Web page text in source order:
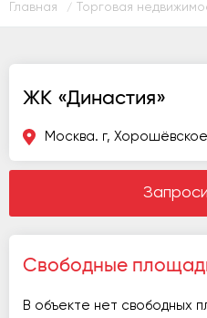
Главная / Торговая
ЖК «Династия»
Москва. г,
Свободные
В объекте нет свободных